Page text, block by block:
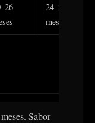
24–30
meses
Sabor